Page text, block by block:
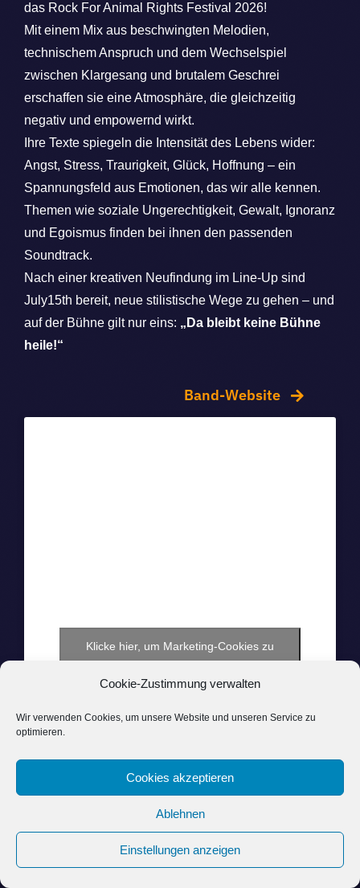
Cookie-Zustimmung verwalten
Wir verwenden Cookies, um unsere Website und unseren Service zu
optimieren.
Cookies akzeptieren
Ablehnen
Einstellungen anzeigen
das Rock For Animal Rights Festival 2026!
Mit einem Mix aus beschwingten Melodien,
technischem Anspruch und dem Wechselspiel
zwischen Klargesang und brutalem Geschrei
erschaffen sie eine Atmosphäre, die gleichzeitig
negativ und empowernd wirkt.
Ihre Texte spiegeln die Intensität des Lebens wider:
Angst, Stress, Traurigkeit, Glück, Hoffnung – ein
Spannungsfeld aus Emotionen, das wir alle kennen.
Themen wie soziale Ungerechtigkeit, Gewalt, Ignoranz
und Egoismus finden bei ihnen den passenden
Soundtrack.
Nach einer kreativen Neufindung im Line-Up sind
July15th bereit, neue stilistische Wege zu gehen – und
auf der Bühne gilt nur eins: „Da bleibt keine Bühne
heile!“
Band-Website
Klicke hier, um Marketing-Cookies zu
akzeptieren und diesen Inhalt zu aktivieren
DERHB